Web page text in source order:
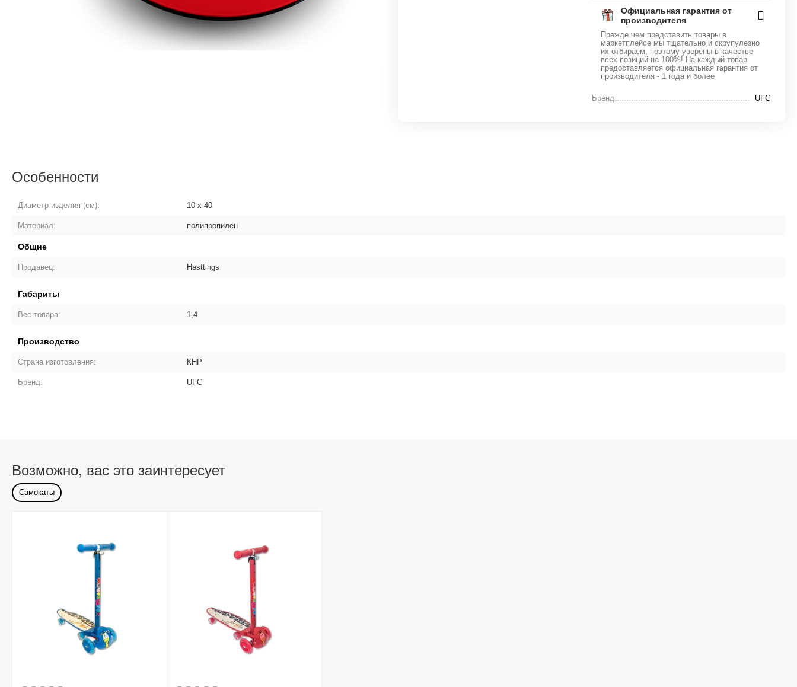
Официальная гарантия от
производителя
Прежде чем представить товары в
маркетплейсе мы тщательно и скрупулезно
их отбираем, поэтому уверены в качестве
всех позиций на 100%! На каждый товар
предоставляется официальная гарантия от
производителя - 1 года и более
Бренд UFC
Особенности
Диаметр изделия (см): 10 x 40
Материал: полипропилен
Общие
Продавец: Hasttings
Габариты
Вес товара: 1,4
Производство
Страна изготовления: КНР
Бренд: UFC
Возможно, вас это заинтересует
Самокаты